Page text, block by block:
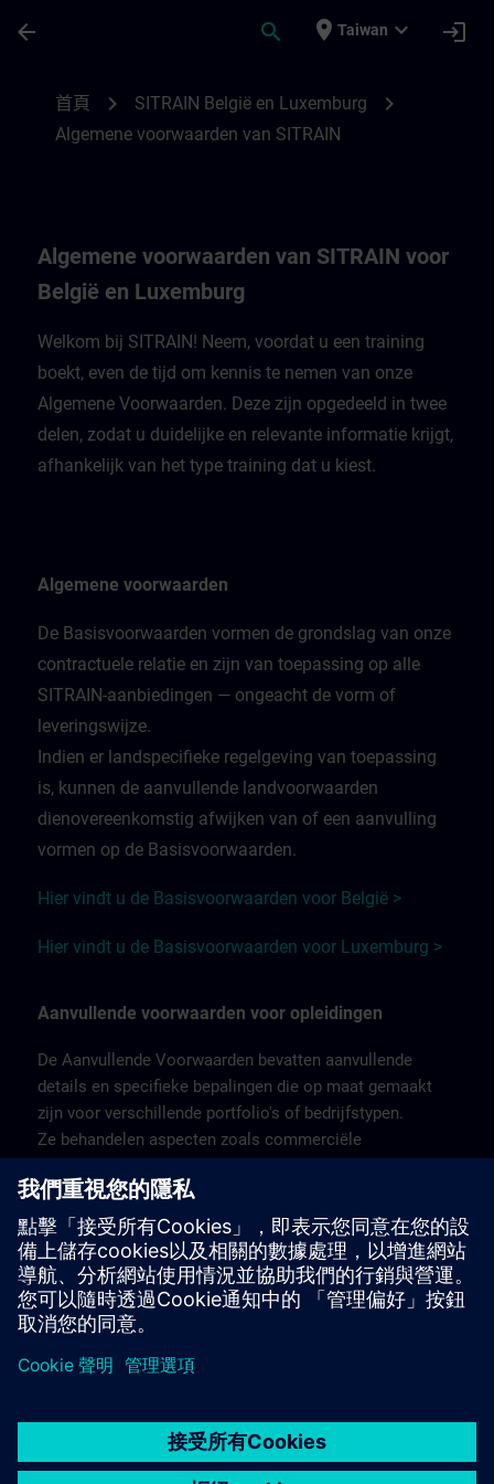
arrow_back search place Taiwan expand_more login
首頁 chevron_right SITRAIN België en Luxemburg chevron_right
Algemene voorwaarden van SITRAIN
Algemene voorwaarden van SITRAIN voor
België en Luxemburg
Welkom bij SITRAIN! Neem, voordat u een training
boekt, even de tijd om kennis te nemen van onze
Algemene Voorwaarden. Deze zijn opgedeeld in twee
delen, zodat u duidelijke en relevante informatie krijgt,
afhankelijk van het type training dat u kiest.
Algemene voorwaarden
De Basisvoorwaarden vormen de grondslag van onze
contractuele relatie en zijn van toepassing op alle
SITRAIN-aanbiedingen — ongeacht de vorm of
leveringswijze.
Indien er landspecifieke regelgeving van toepassing
is, kunnen de aanvullende landvoorwaarden
dienovereenkomstig afwijken van of een aanvulling
vormen op de Basisvoorwaarden.
Hier vindt u de Basisvoorwaarden voor België >
Hier vindt u de Basisvoorwaarden voor Luxemburg >
Aanvullende voorwaarden voor opleidingen
De Aanvullende Voorwaarden bevatten aanvullende
details en specifieke bepalingen die op maat gemaakt
zijn voor verschillende portfolio's of bedrijfstypen.
Ze behandelen aspecten zoals commerciële
rechten, licentiemodellen en andere voorwaarden met
betrekking tot de portfolio.
Hier vindt u de Aanvullende voorwaarden voor België &
Luxemburg >